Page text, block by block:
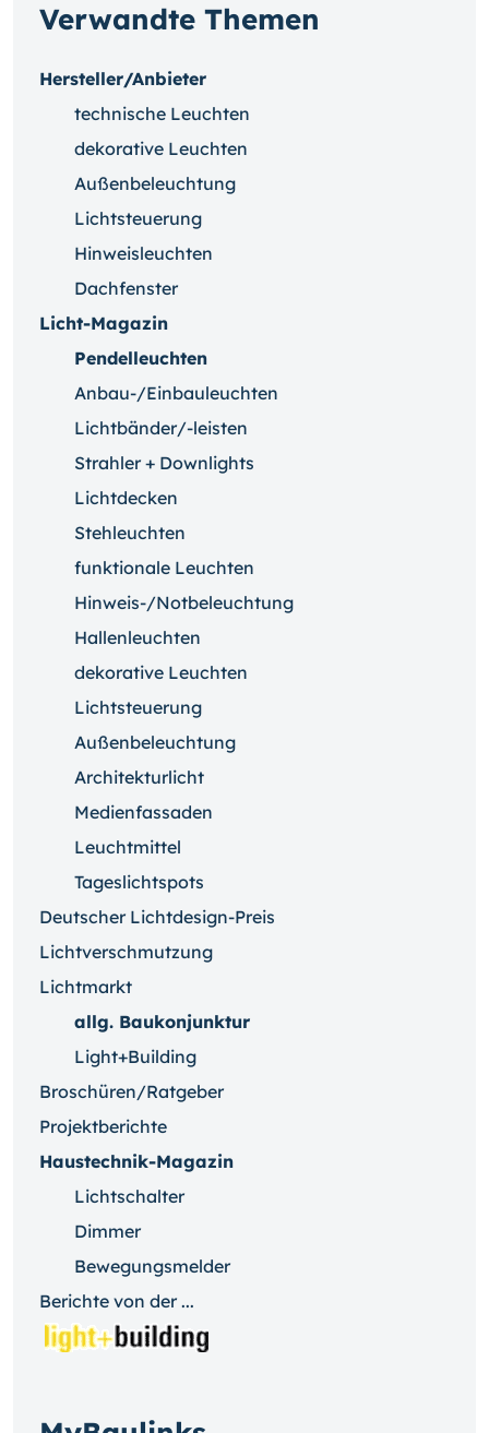
Verwandte Themen
Hersteller/Anbieter
technische Leuchten
dekorative Leuchten
Außenbeleuchtung
Lichtsteuerung
Hinweisleuchten
Dachfenster
Licht-Magazin
Pendelleuchten
Anbau-/Einbauleuchten
Lichtbänder/-leisten
Strahler + Downlights
Lichtdecken
Stehleuchten
funktionale Leuchten
Hinweis-/Notbeleuchtung
Hallenleuchten
dekorative Leuchten
Lichtsteuerung
Außenbeleuchtung
Architekturlicht
Medienfassaden
Leuchtmittel
Tageslichtspots
Deutscher Lichtdesign-Preis
Lichtverschmutzung
Lichtmarkt
allg. Baukonjunktur
Light+Building
Broschüren/Ratgeber
Projektberichte
Haustechnik-Magazin
Lichtschalter
Dimmer
Bewegungsmelder
Berichte von der ...